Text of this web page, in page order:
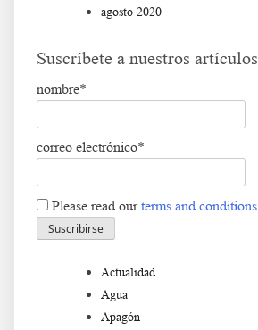
agosto 2020
Suscríbete a nuestros artículos
nombre*
correo electrónico*
Please read ourterms and conditions
Actualidad
Agua
Apagón